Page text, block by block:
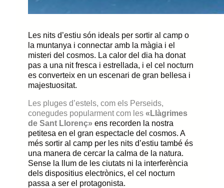
Les nits d’estiu són ideals per sortir al camp o
la muntanya i connectar amb la màgia i el
misteri del cosmos. La calor del dia ha donat
pas a una nit fresca i estrellada, i el cel nocturn
es converteix en un escenari de gran bellesa i
majestuositat.
Les pluges d’estels, com els Perseids,
conegudes popularment com les «Llàgrimes
de Sant Llorenç» ens recorden la nostra
petitesa en el gran espectacle del cosmos. A
més sortir al camp per les nits d’estiu també és
una manera de cercar la calma de la natura.
Sense la llum de les ciutats ni la interferència
dels dispositius electrònics, el cel nocturn
passa a ser el protagonista.